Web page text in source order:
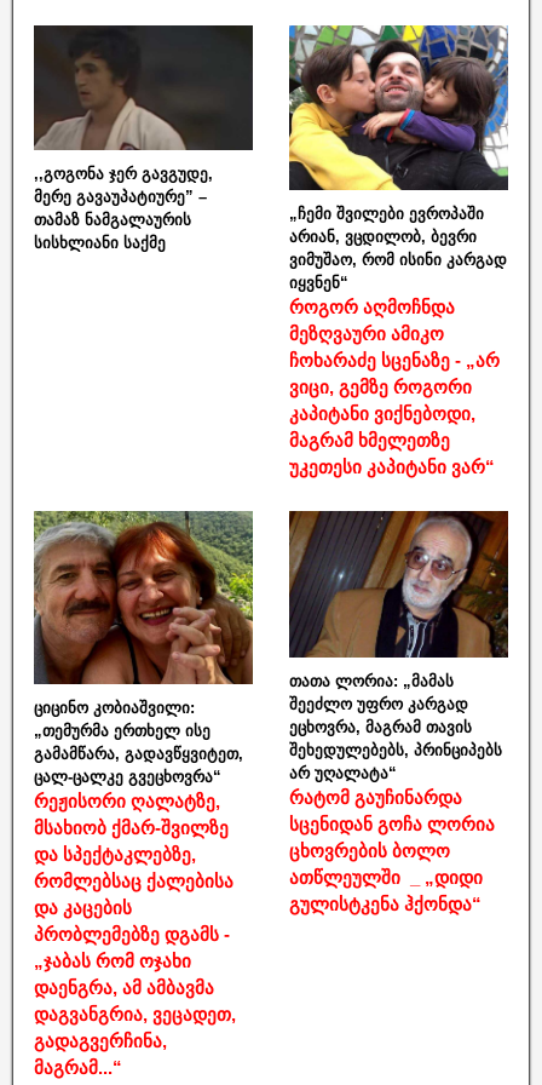
,,გოგონა ჯერ გავგუდე,
მერე გავაუპატიურე” –
თამაზ ნამგალაურის
სისხლიანი საქმე
„ჩემი შვილები ევროპაში
არიან, ვცდილობ, ბევრი
ვიმუშაო, რომ ისინი კარგად
იყვნენ“
როგორ აღმოჩნდა
მეზღვაური ამიკო
ჩოხარაძე სცენაზე - „არ
ვიცი, გემზე როგორი
კაპიტანი ვიქნებოდი,
მაგრამ ხმელეთზე
უკეთესი კაპიტანი ვარ“
ციცინო კობიაშვილი:
„თემურმა ერთხელ ისე
გამამწარა, გადავწყვიტეთ,
ცალ-ცალკე გვეცხოვრა“
რეჟისორი ღალატზე,
მსახიობ ქმარ-შვილზე
და სპექტაკლებზე,
რომლებსაც ქალებისა
და კაცების
პრობლემებზე დგამს -
„ჯაბას რომ ოჯახი
დაენგრა, ამ ამბავმა
დაგვანგრია, ვეცადეთ,
გადაგვერჩინა,
მაგრამ...“
თათა ლორია: „მამას
შეეძლო უფრო კარგად
ეცხოვრა, მაგრამ თავის
შეხედულებებს, პრინციპებს
არ უღალატა“
რატომ გაუჩინარდა
სცენიდან გოჩა ლორია
ცხოვრების ბოლო
ათწლეულში _ „დიდი
გულისტკენა ჰქონდა“